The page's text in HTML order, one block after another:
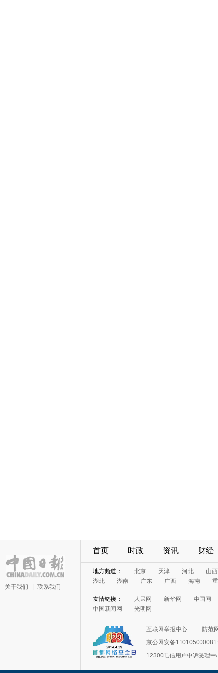
关于我们 联系我们
首页 时政 资讯 财经
地方频道： 北京 天津 河北
山西
湖北
湖南 广东 广西 海南
友情链接： 人民网 新华网
中国网
中国新闻网
光明网
互联网举报中心
防范
京公网安备110105000081
12300电信用户申诉受理中